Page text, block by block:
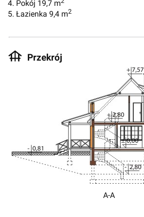
4. Pokój 19,7 m
5. Łazienka 9,4 m2
Przekrój
A-A